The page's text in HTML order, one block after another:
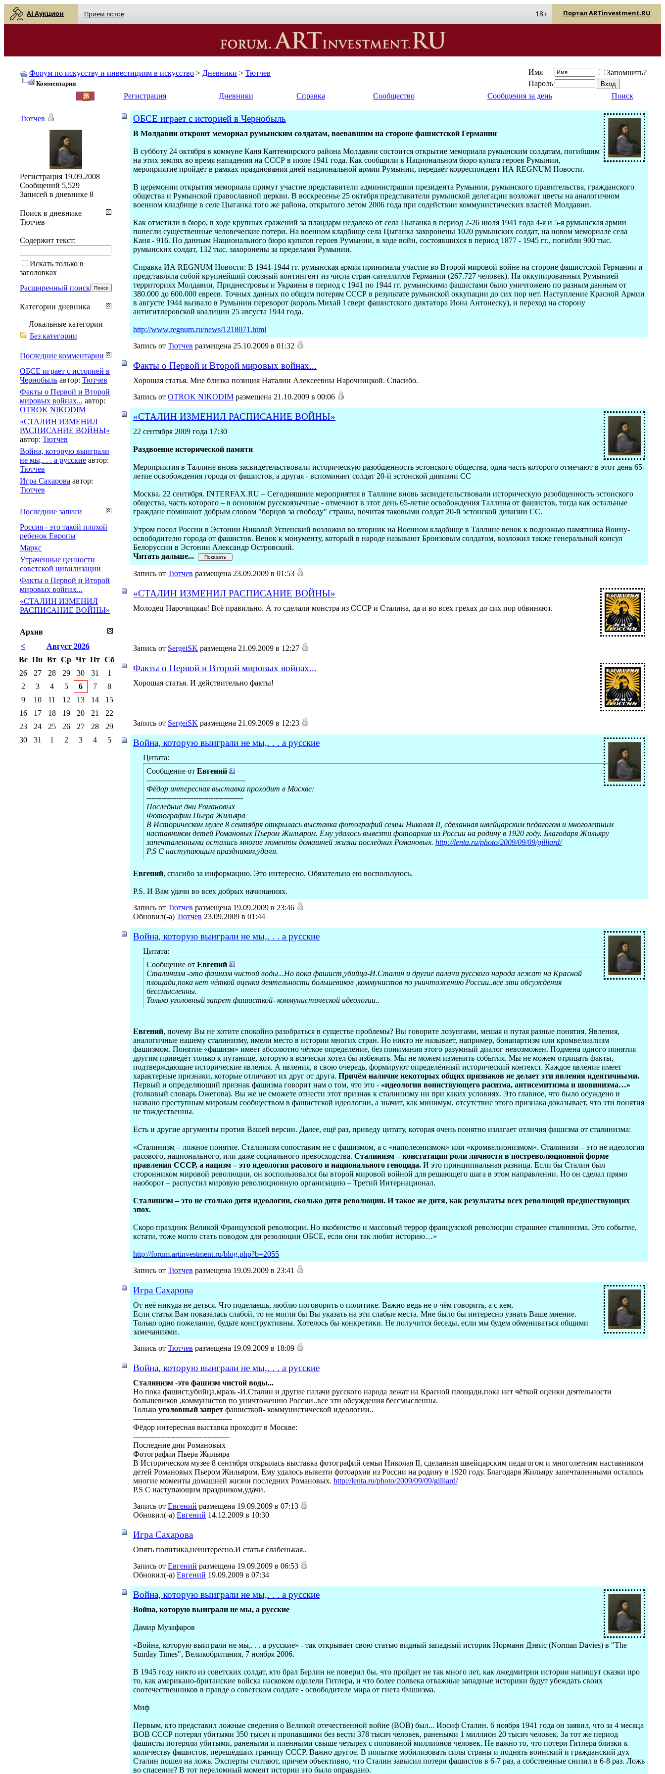
AI Аукцион Прием лотов Портал ARTinvestment.RU
18+
Форум по искусству и инвестициям в искусство > Дневники > Тютчев
Комментарии
Имя
Запомнить?
Пароль
Регистрация Дневники Справка Сообщество Сообщения за день Поиск
ОБСЕ играет с историей в Чернобыль
В Молдавии откроют мемориал румынским солдатам, воевавшим на стороне фашистской Германии
В субботу 24 октября в коммуне Каня Кантемирского района Молдавии состоится открытие мемориала румынским солдатам, погибшим
на этих землях во время нападения на СССР в июле 1941 года. Как сообщили в Национальном бюро культа героев Румынии,
мероприятие пройдёт в рамках празднования дней национальной армии Румынии, передаёт корреспондент ИА REGNUM Новости.
В церемонии открытия мемориала примут участие представители администрации президента Румынии, румынского правительства, гражданского
общества и Румынской православной церкви. В воскресенье 25 октября представители румынской делегации возложат цветы на аналогичном
военном кладбище в селе Цыганка того же района, открытого летом 2006 года при содействии коммунистических властей Молдавии.
Как отметили в бюро, в ходе крупных сражений за плацдарм недалеко от села Цыганка в период 2-26 июля 1941 года 4-я и 5-я румынская армии
понесли существенные человеческие потери. На военном кладбище села Цыганка захоронены 1020 румынских солдат, на новом мемориале села
Каня - 916. По данным Национального бюро культов героев Румынии, в ходе войн, состоявшихся в период 1877 - 1945 гг., погибли 900 тыс.
румынских солдат, 132 тыс. захоронены за пределами Румынии.
Справка ИА REGNUM Новости: В 1941-1944 гг. румынская армия принимала участие во Второй мировой войне на стороне фашистской Германии и
представляла собой крупнейший союзный контингент из числа стран-сателлитов Германии (267.727 человек). На оккупированных Румынией
территориях Молдавии, Приднестровья и Украины в период с 1941 по 1944 гг. румынскими фашистами было уничтожено по разным данным от
380.000 до 600.000 евреев. Точных данных по общим потерям СССР в результате румынской оккупации до сих пор нет. Наступление Красной Армии
в августе 1944 вызвало в Румынии переворот (король Михай I сверг фашистского диктатора Иона Антонеску), и переход на сторону
антигитлеровской коалиции 25 августа 1944 года.
http://www.regnum.ru/news/1218071.html
Запись от Тютчев размещена 25.10.2009 в 01:32
Факты о Первой и Второй мировых войнах...
Хорошая статья. Мне близка позиция Наталии Алексеевны Нарочницкой. Спасибо.
Запись от OTROK NIKODIM размещена 21.10.2009 в 00:06
«СТАЛИН ИЗМЕНИЛ РАСПИСАНИЕ ВОЙНЫ»
22 сентября 2009 года 17:30
Раздвоение исторической памяти
Мероприятия в Таллине вновь засвидетельствовали историческую разобщенность эстонского общества, одна часть которого отмечают в этот день 65-
летие освобождения города от фашистов, а другая - вспоминает солдат 20-й эстонской дивизии СС
Москва. 22 сентября. INTERFAX.RU – Сегодняшние мероприятия в Таллине вновь засвидетельствовали историческую разобщенность эстонского
общества, часть которого – в основном русскоязычные - отмечают в этот день 65-летие освобождения Таллина от фашистов, тогда как остальные
граждане поминают добрым словом "борцов за свободу" страны, почитая таковыми солдат 20-й эстонской дивизии СС.
Утром посол России в Эстонии Николай Успенский возложил во вторник на Военном кладбище в Таллине венок к подножью памятника Воину-
освободителю города от фашистов. Венок к монументу, который в народе называют Бронзовым солдатом, возложил также генеральный консул
Белоруссии в Эстонии Александр Островский.
Читать дальше...
Запись от Тютчев размещена 23.09.2009 в 01:53
«СТАЛИН ИЗМЕНИЛ РАСПИСАНИЕ ВОЙНЫ»
Молодец Нарочицкая! Всё правильно. А то сделали монстра из СССР и Сталина, да и во всех грехах до сих пор обвиняют.
Запись от SergeiSK размещена 21.09.2009 в 12:27
Факты о Первой и Второй мировых войнах...
Хорошая статья. И действительно факты!
Запись от SergeiSK размещена 21.09.2009 в 12:23
Война, которую выиграли не мы,. . . а русские
Цитата:
Сообщение от Евгений
----------------------------------------
Фёдор интересная выставка проходит в Москве:
---------------------------------------
Последние дни Романовых
Фотографии Пьера Жильяра
В Историческом музее 8 сентября открылась выставка фотографий семьи Николая II, сделанная швейцарским педагогом и многолетним
наставником детей Романовых Пьером Жильяром. Ему удалось вывезти фотоархив из России на родину в 1920 году. Благодаря Жильяру
запечталенными остались многие моменты домашней жизни последних Романовых. http://lenta.ru/photo/2009/09/09/gilliard/
P.S С наступающим праздником,удачи.
Евгений, спасибо за информацию. Это интересно. Обязательно ею воспользуюсь.
P.S. И Вам удачи во всех добрых начинаниях.
Запись от Тютчев размещена 19.09.2009 в 23:46
Обновил(-а) Тютчев 23.09.2009 в 01:44
Война, которую выиграли не мы,. . . а русские
Цитата:
Сообщение от Евгений
Сталинизм -это фашизм чистой воды...Но пока фашист,убийца-И.Сталин и другие палачи русского народа лежат на Красной
площади,пока нет чёткой оценки деятельности большевиков ,коммунистов по уничтожению России..все эти обсуждения
бессмысленны.
Только уголовный запрет фашисткой- коммунистической идеологии..
Евгений, почему Вы не хотите спокойно разобраться в существе проблемы? Вы говорите лозунгами, мешая и путая разные понятия. Явления,
аналогичные нашему сталинизму, имели место в истории многих стран. Но никто не называет, например, бонапартизм или кромвелиализм
фашизмом. Понятие «фашизм» имеет абсолютно чёткое определение, без понимания этого разумный диалог невозможен. Подмена одного понятия
другим приведёт только к путанице, которую я всячески хотел бы избежать. Мы не можем изменить события. Мы не можем отрицать факты,
подтверждающие исторические явления. А явления, в свою очередь, формируют определённый исторический контекст. Каждое явление имеет
характерные признаки, которые отличают их друг от друга. Причём наличие некоторых общих признаков не делает эти явления идентичными.
Первый и определяющий признак фашизма говорит нам о том, что это - «идеология воинствующего расизма, антисемитизма и шовинизма…»
(толковый словарь Ожегова). Вы же не сможете отнести этот признак к сталинизму ни при каких условиях. Это главное, что было осуждено и
названо преступным мировым сообществом в фашистской идеологии, а значит, как минимум, отсутствие этого признака доказывает, что эти понятия
не тождественны.
Есть и другие аргументы против Вашей версии. Далее, ещё раз, приведу цитату, которая очень понятно излагает отличия фашизма от сталинизма:
«Сталинизм – ложное понятие. Сталинизм сопоставим не с фашизмом, а с «наполеонизмом» или «кромвелионизмом». Сталинизм – это не идеология
расового, национального, или даже социального превосходства. Сталинизм – констатация роли личности в постреволюционной форме
правления СССР, а нацизм – это идеология расового и национального геноцида. И это принципиальная разница. Если бы Сталин был
сторонником мировой революции, он воспользовался бы второй мировой войной для решающего шага в этом направлении. Но он сделал прямо
наоборот – распустил мировую революционную организацию – Третий Интернационал.
Сталинизм – это не столько дитя идеологии, сколько дитя революции. И такое же дитя, как результаты всех революций предшествующих
эпох.
Скоро праздник Великой Французской революции. Но якобинство и массовый террор французской революции страшнее сталинизма. Это событие,
кстати, тоже могло стать поводом для резолюции ОБСЕ, если они так любят историю…»
http://forum.artinvestment.ru/blog.php?b=2055
Запись от Тютчев размещена 19.09.2009 в 23:41
Игра Сахарова
От неё никуда не деться. Что поделаешь, люблю поговорить о политике. Важно ведь не о чём говорить, а с кем.
Если статья Вам показалась слабой, то не могли бы Вы указать на эти слабые места. Мне было бы интересно узнать Ваше мнение.
Только одно пожелание, будьте конструктивны. Хотелось бы конкретики. Не получится беседы, если мы будем обмениваться общими
замечаниями.
Запись от Тютчев размещена 19.09.2009 в 18:09
Война, которую выиграли не мы,. . . а русские
Сталинизм -это фашизм чистой воды...
Но пока фашист,убийца,мразь -И.Сталин и другие палачи русского народа лежат на Красной площади,пока нет чёткой оценки деятельности
большевиков ,коммунистов по уничтожению России..все эти обсуждения бессмысленны.
Только уголовный запрет фашисткой- коммунистической идеологии..
----------------------------------------
Фёдор интересная выставка проходит в Москве:
---------------------------------------
Последние дни Романовых
Фотографии Пьера Жильяра
В Историческом музее 8 сентября открылась выставка фотографий семьи Николая II, сделанная швейцарским педагогом и многолетним наставником
детей Романовых Пьером Жильяром. Ему удалось вывезти фотоархив из России на родину в 1920 году. Благодаря Жильяру запечталенными остались
многие моменты домашней жизни последних Романовых. http://lenta.ru/photo/2009/09/09/gilliard/
P.S С наступающим праздником,удачи.
Запись от Евгений размещена 19.09.2009 в 07:13
Обновил(-а) Евгений 14.12.2009 в 10:30
Игра Сахарова
Опять политика,неинтересно.И статья слабенькая..
Запись от Евгений размещена 19.09.2009 в 06:53
Обновил(-а) Евгений 19.09.2009 в 07:34
Война, которую выиграли не мы,. . . а русские
Война, которую выиграли не мы, а русские
Дамир Музафаров
«Война, которую выиграли не мы,. . . а русские» - так открывает свою статью видный западный историк Норманн Дэвис (Norman Davies) в "The
Sunday Times", Великобритания, 7 ноября 2006.
В 1945 году никто из советских солдат, кто брал Берлин не поверил бы, что пройдет не так много лет, как лжедмитрии истории напишут сказки про
то, как американо-британские войска наскоком одолели Гитлера, и что более полвека отважные западные историки будут убеждать своих
соотечественников в правде о советском солдате - освободителе мира от гнета Фашизма.
Миф
Первым, кто представил ложные сведения о Великой отечественной войне (ВОВ) был... Иосиф Сталин. 6 ноября 1941 года он заявил, что за 4 месяца
ВОВ СССР потерял убитыми 350 тысяч и пропавшими без вести 378 тысяч человек, ранеными 1 миллион 20 тысяч человек. За тот же период
фашисты потеряли убитыми, ранеными и пленными свыше четырех с половиной миллионов человек. Не важно то, что потери Гитлера близки к
количеству фашистов, перешедших границу СССР. Важно другое. В попытке мобилизовать силы страны и поднять воинский и гражданский дух
Сталин пошел на ложь. Эксперты считают, причем объективно, что Сталин завысил потери фашистов в 6-7 раз, а собственные снизил в 6-8 раз. Ложь
во спасение? В тот переломный момент истории это было оправдано.
Тютчев
Регистрация 19.09.2008
Сообщений 5,529
Записей в дневнике 8
Поиск в дневнике
Тютчев
Содержит текст:
Искать только в
заголовках
Расширенный поиск
Категории дневника
Локальные категории
Без категории
Последние комментарии
ОБСЕ играет с историей в
Чернобыль автор: Тютчев
Факты о Первой и Второй
мировых войнах... автор:
OTROK NIKODIM
«СТАЛИН ИЗМЕНИЛ
РАСПИСАНИЕ ВОЙНЫ»
автор: Тютчев
Война, которую выиграли
не мы,. . . а русские автор:
Тютчев
Игра Сахарова автор:
Тютчев
Последние записи
Россия - это такой плохой
ребенок Европы
Маркс
Утраченные ценности
советской цивилизации
Факты о Первой и Второй
мировых войнах...
«СТАЛИН ИЗМЕНИЛ
РАСПИСАНИЕ ВОЙНЫ»
Архив
<
Август 2026
Вс Пн Вт Ср Чт Пт Сб
26
27 28 29 30 31
1
2
3 4 5 6 7
8
9
10 11 12 13 14
15
16
17 18 19 20 21
22
23
24 25 26 27 28
29
30
31 1 2 3 4 5